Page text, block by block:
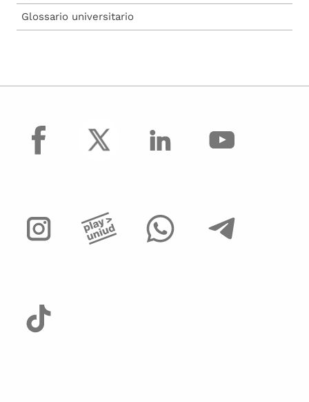
Glossario universitario
facebook